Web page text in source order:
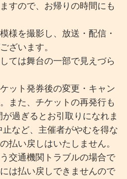
すので、お帰りの時間にも
様を撮影し、放送・配信・
ざいます。
ては舞台の一部で見えづら
ット発券後の変更・キャン
また、チケットの再発行も
過ぎるとお引取りになれま
など、主催者がやむを得な
払い戻しはいたしません。
交通機関トラブルの場合で
は払い戻しできませんので